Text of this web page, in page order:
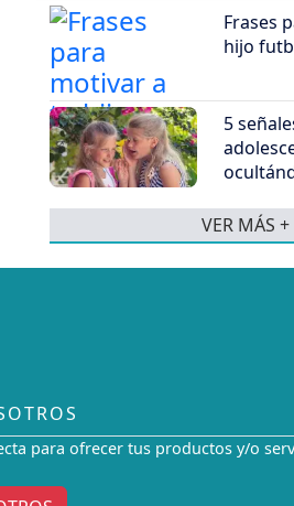
Frases
hijo
5
VER MÁS +
para ofrecer tus productos y/o